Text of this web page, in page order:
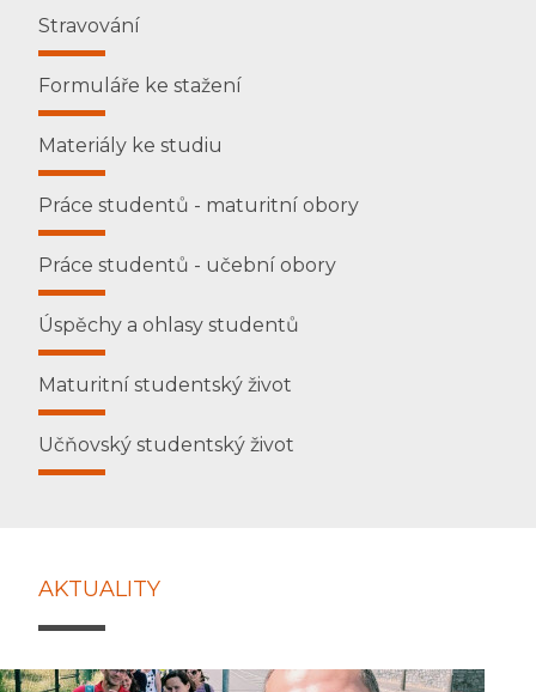
Stravování
Formuláře ke stažení
Materiály ke studiu
Práce studentů - maturitní obory
Práce studentů - učební obory
Úspěchy a ohlasy studentů
Maturitní studentský život
Učňovský studentský život
AKTUALITY